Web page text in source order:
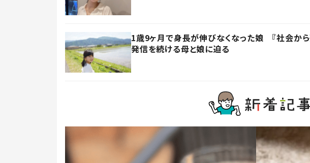
1歳9ヶ月で身長が伸びなくなった娘 『社会から
発信を続ける母と娘に迫る